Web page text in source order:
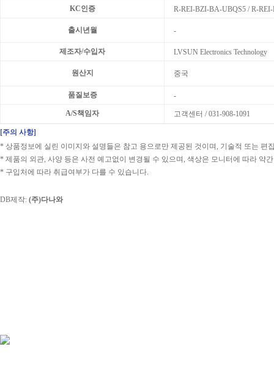
KC인증 R-REI-BZI-BA-UBQS5 / R-
출시년월 -
제조자/수입자 LVSUN Electronics Technology
원산지 중국
품질보증 -
A/S책임자 고객센터 / 031-908-1091
[주의 사항]
* 상품정보에 실린 이미지와 설명들은 참고 용으로만 제공된 것이며, 기술적 또는 편
* 제품의 외관, 사양 등은 사전 예고없이 변경될 수 있으며, 색상은 모니터에 따라 약
* 구입처에 따라 취급여부가 다를 수 있습니다.
DB제작: (주)다나와